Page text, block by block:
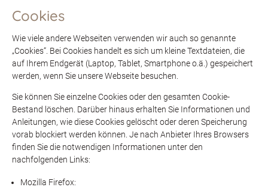
Cookies
Wie viele andere Webseiten verwenden wir auch so genannte
„Cookies“. Bei Cookies handelt es sich um kleine Textdateien, die
auf Ihrem Endgerät (Laptop, Tablet, Smartphone o.ä.) gespeichert
werden, wenn Sie unsere Webseite besuchen.
Sie können Sie einzelne Cookies oder den gesamten Cookie-
Bestand löschen. Darüber hinaus erhalten Sie Informationen und
Anleitungen, wie diese Cookies gelöscht oder deren Speicherung
vorab blockiert werden können. Je nach Anbieter Ihres Browsers
finden Sie die notwendigen Informationen unter den
nachfolgenden Links:
Mozilla Firefox: